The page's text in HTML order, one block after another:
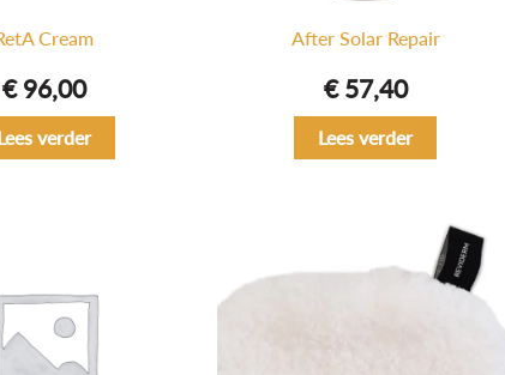
Cream
€96,00
verder
After Solar Repair
€57,40
Lees verder